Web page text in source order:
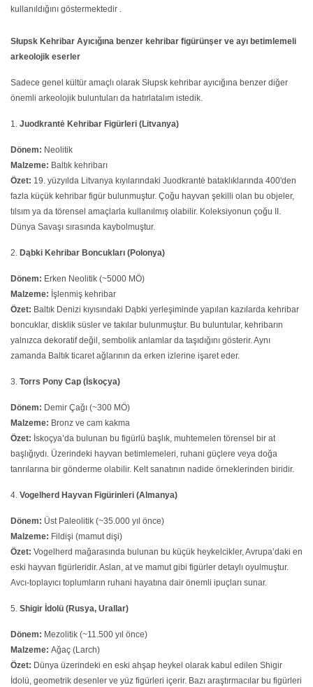
kullanıldığını göstermektedir .
Słupsk Kehribar Ayıcığına benzer kehribar figürünşer ve ayı betimlemeli
arkeolojik eserler
Sadece genel kültür amaçlı olarak Słupsk kehribar ayıcığına benzer diğer
önemli arkeolojik buluntuları da hatırlatalım istedik.
1. Juodkrantė Kehribar Figürleri (Litvanya)
Dönem: Neolitik
Malzeme: Baltık kehribarı
Özet: 19. yüzyılda Litvanya kıyılarındaki Juodkrantė bataklıklarında 400'den
fazla küçük kehribar figür bulunmuştur. Çoğu hayvan şekilli olan bu objeler,
tılsım ya da törensel amaçlarla kullanılmış olabilir. Koleksiyonun çoğu II.
Dünya Savaşı sırasında kaybolmuştur.
2. Dąbki Kehribar Boncukları (Polonya)
Dönem: Erken Neolitik (~5000 MÖ)
Malzeme: İşlenmiş kehribar
Özet: Baltık Denizi kıyısındaki Dąbki yerleşiminde yapılan kazılarda kehribar
boncuklar, disklik süsler ve takılar bulunmuştur. Bu buluntular, kehribarın
yalnızca dekoratif değil, sembolik anlamlar da taşıdığını gösterir. Aynı
zamanda Baltık ticaret ağlarının da erken izlerine işaret eder.
3. Torrs Pony Cap (İskoçya)
Dönem: Demir Çağı (~300 MÖ)
Malzeme: Bronz ve cam kakma
Özet: İskoçya’da bulunan bu figürlü başlık, muhtemelen törensel bir at
başlığıydı. Üzerindeki hayvan betimlemeleri, ruhani güçlere veya doğa
tanrılarına bir gönderme olabilir. Kelt sanatının nadide örneklerinden biridir.
4. Vogelherd Hayvan Figürinleri (Almanya)
Dönem: Üst Paleolitik (~35.000 yıl önce)
Malzeme: Fildişi (mamut dişi)
Özet: Vogelherd mağarasında bulunan bu küçük heykelcikler, Avrupa’daki en
eski hayvan figürleridir. Aslan, at ve mamut gibi figürler detaylı oyulmuştur.
Avcı-toplayıcı toplumların ruhani hayatına dair önemli ipuçları sunar.
5. Shigir İdolü (Rusya, Urallar)
Dönem: Mezolitik (~11.500 yıl önce)
Malzeme: Ağaç (Larch)
Özet: Dünya üzerindeki en eski ahşap heykel olarak kabul edilen Shigir
İdolü, geometrik desenler ve yüz figürleri içerir. Bazı araştırmacılar bu figürleri